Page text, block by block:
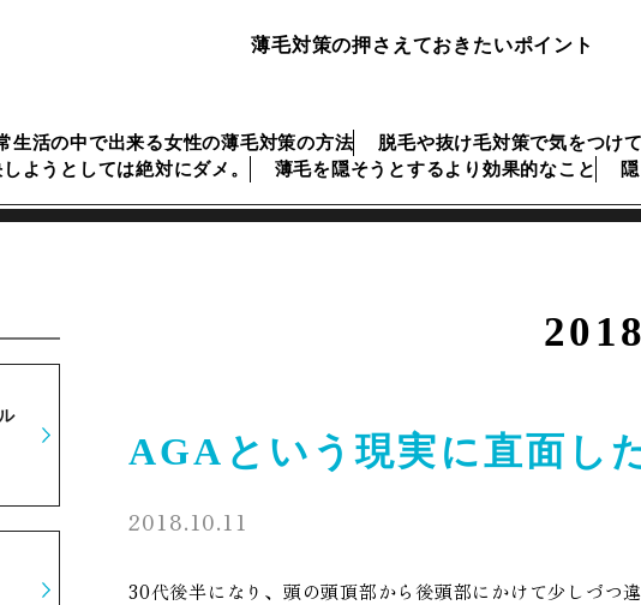
薄毛対策の押さえておきたいポイント
生活の中で出来る女性の薄毛対策の方法 脱毛や抜け毛対策で気をつけ
ようとしては絶対にダメ。
薄毛を隠そうとするより効果的なこと
AGAという現実に直面し
2018.10.11
30代後半になり、頭の頭頂部から後頭部にかけて少しづつ